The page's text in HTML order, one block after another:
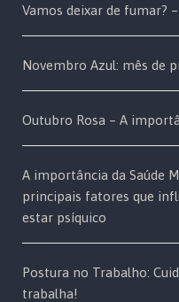
Vamos deixar de fumar?
Novembro Azul: mês de
Outubro Rosa – A
A importância da Saúde
principais fatores que
estar psíquico
Postura no Trabalho:
trabalha!